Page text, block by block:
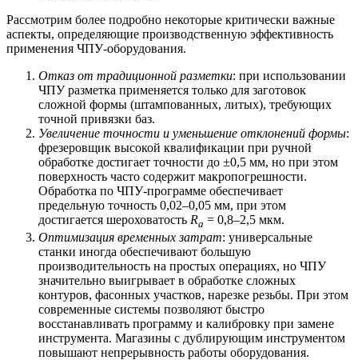
Рассмотрим более подробно некоторые критически важные
аспекты, определяющие производственную эффективность
применения ЧПУ-оборудования.
Отказ от традиционной разметки: при использовании
ЧПУ разметка применяется только для заготовок
сложной формы (штампованных, литых), требующих
точной привязки баз.
Увеличение точности и уменьшение отклонений формы:
фрезеровщик высокой квалификации при ручной
обработке достигает точности до ±0,5 мм, но при этом
поверхность часто содержит макропогрешности.
Обработка по ЧПУ-программе обеспечивает
предельную точность 0,02–0,05 мм, при этом
достигается шероховатость Ra = 0,8–2,5 мкм.
Оптимизация временных затрат: универсальные
станки иногда обеспечивают большую
производительность на простых операциях, но ЧПУ
значительно выигрывает в обработке сложных
контуров, фасонных участков, нарезке резьбы. При этом
современные системы позволяют быстро
восстанавливать программу и калибровку при замене
инструмента. Магазины с дублирующим инструментом
повышают непрерывность работы оборудования.